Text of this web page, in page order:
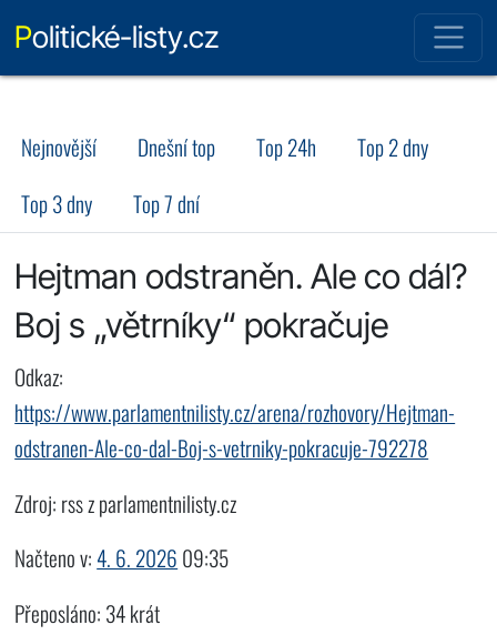
Politické-listy.cz
Nejnovější Dnešní top Top 24h
Top 2 dny
Top 3 dny
Top 7 dní
Hejtman odstraněn. Ale co dál?
Boj s „větrníky“ pokračuje
Odkaz:
https://www.parlamentnilisty.cz/arena/rozhovory/Hejtman-
odstranen-Ale-co-dal-Boj-s-vetrniky-pokracuje-792278
Zdroj: rss z parlamentnilisty.cz
Načteno v: 4. 6. 2026 09:35
Přeposláno: 34 krát